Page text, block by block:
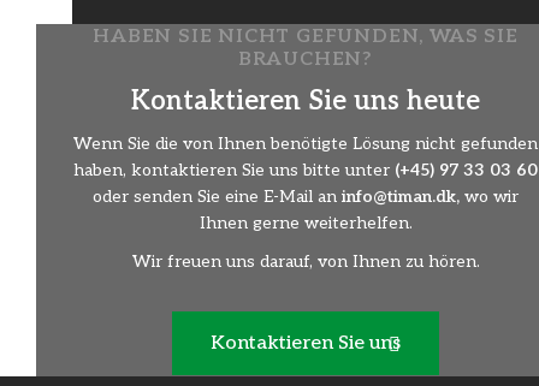
HABEN SIE NICHT GEFUNDEN, WAS SIE
BRAUCHEN?
Kontaktieren Sie uns heute
Wenn Sie die von Ihnen benötigte Lösung nicht gefunden
haben, kontaktieren Sie uns bitte unter (+45) 97 33 03 60
oder senden Sie eine E-Mail an info@timan.dk, wo wir
Ihnen gerne weiterhelfen.
Wir freuen uns darauf, von Ihnen zu hören.
Kontaktieren Sie uns